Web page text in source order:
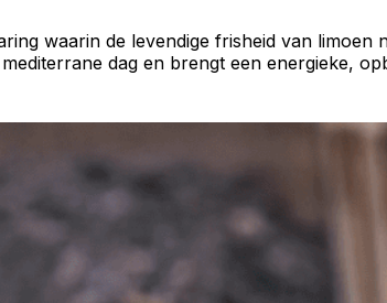
waarin de levendige frisheid van
dag en brengt een energieke,